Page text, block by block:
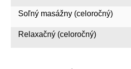
Soľný masážny (celoročný)
Relaxačný (celoročný)